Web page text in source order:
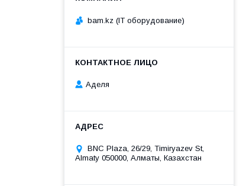
bam.kz (IT оборудование)
Аделя
BNC Plaza, 26/29, Timiryazev St,
Almaty 050000, Алматы, Казахстан